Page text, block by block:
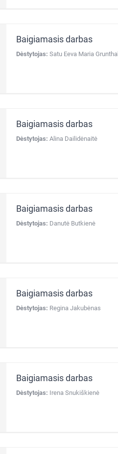
Baigiamasis darbas
Dėstytojas: Satu Eeva Maria Grunthal
Baigiamasis darbas
Dėstytojas: Alina Dailidėnaitė
Baigiamasis darbas
Dėstytojas: Danutė Butkienė
Baigiamasis darbas
Dėstytojas: Regina Jakubėnas
Baigiamasis darbas
Dėstytojas: Irena Snukiškienė